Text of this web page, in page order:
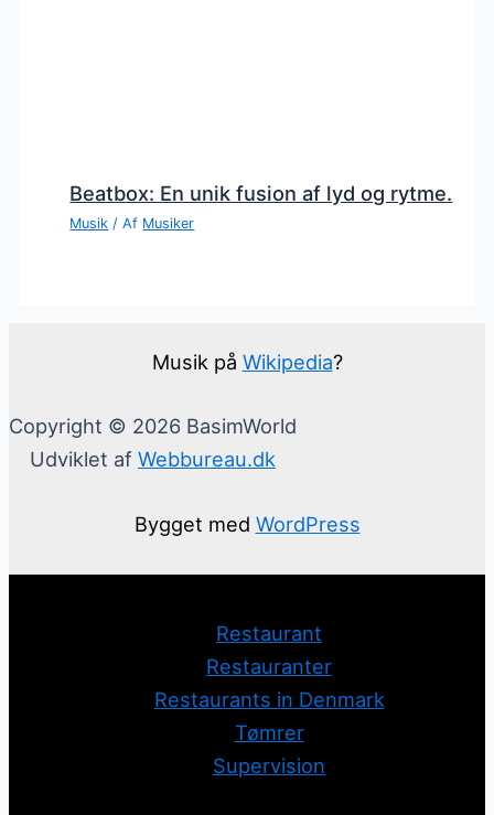
Beatbox: En unik fusion af lyd og rytme.
Musik / Af Musiker
Musik på Wikipedia?
Copyright © 2026 BasimWorld
Udviklet af Webbureau.dk
Bygget med WordPress
Restaurant
Restauranter
Restaurants in Denmark
Tømrer
Supervision